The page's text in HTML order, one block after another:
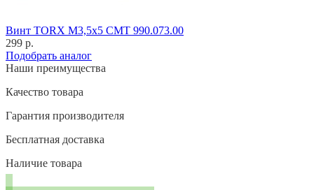
Винт TORX M3,5x5 CMT 990.073.00
299 р.
Подобрать аналог
Наши преимущества
Качество товара
Гарантия производителя
Бесплатная доставка
Наличие товара